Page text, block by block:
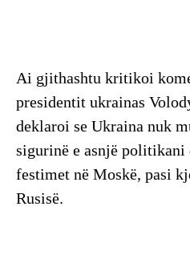
Ai gjithashtu kritikoi
presidentit ukrainas
deklaroi se Ukraina nuk
sigurinë e asnjë politikani
festimet në Moskë, pasi
Rusisë.